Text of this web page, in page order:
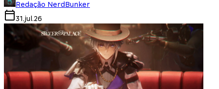
Redação NerdBunker
31.jul.26